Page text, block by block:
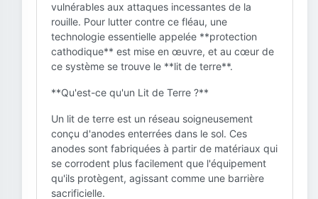
vulnérables aux attaques incessantes de la
rouille. Pour lutter contre ce fléau, une
technologie essentielle appelée **protection
cathodique** est mise en œuvre, et au cœur de
ce système se trouve le **lit de terre**.
**Qu'est-ce qu'un Lit de Terre ?**
Un lit de terre est un réseau soigneusement
conçu d'anodes enterrées dans le sol. Ces
anodes sont fabriquées à partir de matériaux qui
se corrodent plus facilement que l'équipement
qu'ils protègent, agissant comme une barrière
sacrificielle.